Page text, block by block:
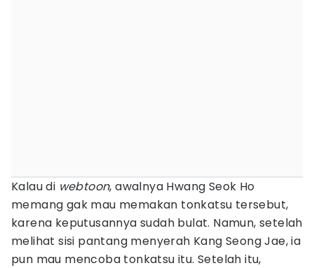
Kalau di webtoon, awalnya Hwang Seok Ho
memang gak mau memakan tonkatsu tersebut,
karena keputusannya sudah bulat. Namun, setelah
melihat sisi pantang menyerah Kang Seong Jae, ia
pun mau mencoba tonkatsu itu. Setelah itu,